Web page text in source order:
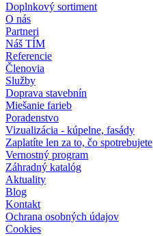
Doplnkový sortiment
O nás
Partneri
Náš TÍM
Referencie
Členovia
Služby
Doprava stavebnín
Miešanie farieb
Poradenstvo
Vizualizácia - kúpelne, fasády
Zaplatíte len za to, čo spotrebujete
Vernostný program
Záhradný katalóg
Aktuality
Blog
Kontakt
Ochrana osobných údajov
Cookies